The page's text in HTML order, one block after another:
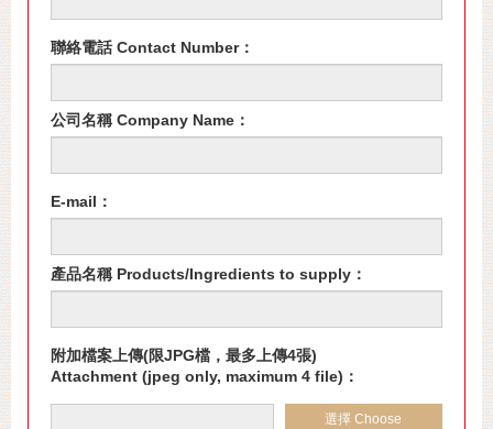
聯絡電話 Contact Number：
公司名稱 Company Name：
E-mail：
產品名稱 Products/Ingredients to supply：
附加檔案上傳(限JPG檔，最多上傳4張)
Attachment (jpeg only, maximum 4 file)：
選擇 Choose